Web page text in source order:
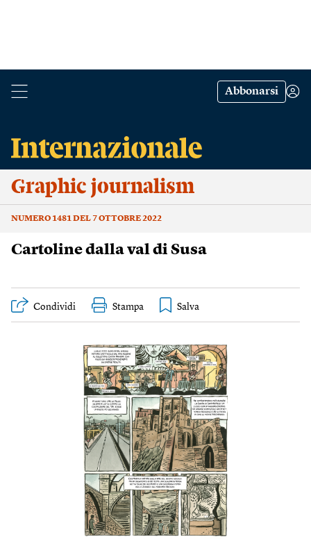
Abbonarsi
Graphic journalism
NUMERO 1481 DEL 7 OTTOBRE 2022
Cartoline dalla val di Susa
Condividi Stampa